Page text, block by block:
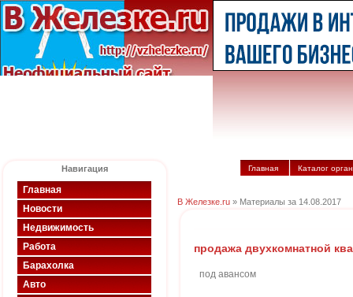
Навигация
Главная
Новости
Недвижимость
Работа
Барахолка
Авто
Главная Каталог
В Железке.ru » Материалы за 14.08.2017
продажа двухкомнатной
под авансом